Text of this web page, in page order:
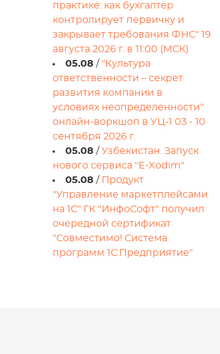
практике: как бухгалтер
контролирует первичку и
закрывает требования ФНС" 19
августа 2026 г. в 11:00 (МСК)
05.08 / "Культура
ответственности – секрет
развития компании в
условиях неопределенности"
онлайн-воркшоп в УЦ-1 03 - 10
сентября 2026 г.
05.08 / Узбекистан. Запуск
нового сервиса "E-Xodim"
05.08 / Продукт
"Управление маркетплейсами
на 1С" ГК "ИнфоСофт" получил
очередной сертификат
"Совместимо! Система
программ 1С:Предприятие"